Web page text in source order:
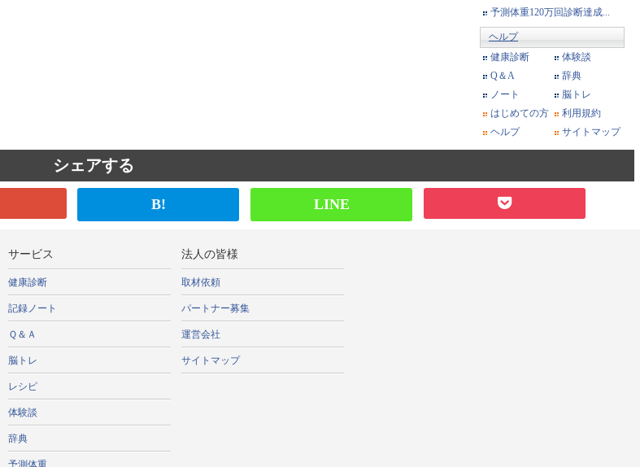
予測体重120万回診断達成...
ヘルプ
健康診断
体験談
Q＆A
辞典
ノート
脳トレ
はじめての方
利用規約
ヘルプ
サイトマップ
シェアする
B! LINE
サービス
健康診断
記録ノート
Ｑ＆Ａ
脳トレ
レシピ
体験談
辞典
予測体重
法人の皆様
取材依頼
パートナー募集
運営会社
サイトマップ